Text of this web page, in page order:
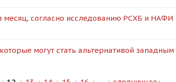
месяц, согласно исследованию РСХБ и НАФИ
могут стать альтернативой западным